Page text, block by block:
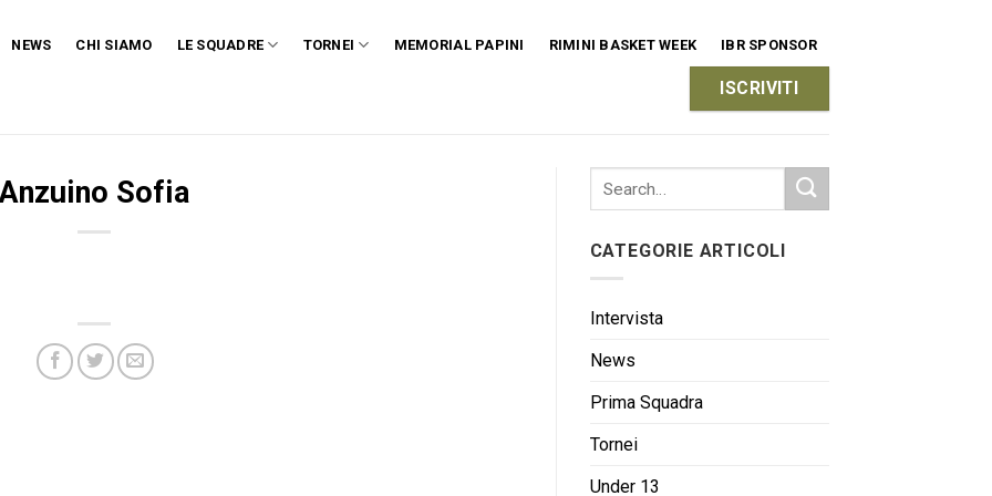
NEWS CHI SIAMO LE SQUADRE TORNEI MEMORIAL PAPINI RIMINI BASKET WEEK IBR SPONSOR
ISCRIVITI
Anzuino Sofia
CATEGORIE ARTICOLI
Intervista
News
Prima Squadra
Tornei
Under 13